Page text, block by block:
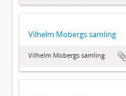
Vilhelm Mobergs samling
Vilhelm Mobergs samling